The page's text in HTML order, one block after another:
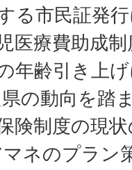
る市民証発
医療費助成
年齢引き上
の動向を踏
険制度の現
ネのプラン